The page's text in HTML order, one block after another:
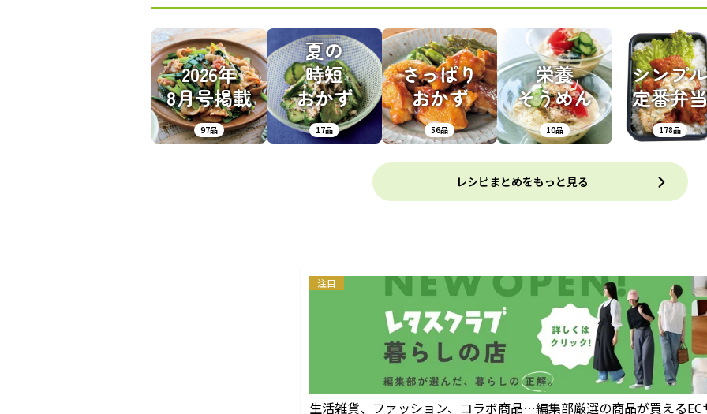
2026年
8月号掲載
97品
夏の
時短
おかず
17品
さっぱり
おかず
56品
栄養
そうめん
10品
シンプル
定番弁当
178品
レシピまとめをもっと見る
注目
生活雑貨、ファッション、コラボ商品…編集部厳選の商品が買えるEC